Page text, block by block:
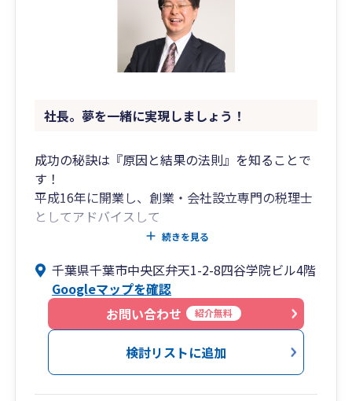
社長。夢を一緒に実現しましょう！
成功の秘訣は『原因と結果の法則』を知ることで
す！
平成16年に開業し、創業・会社設立専門の税理士
としてアドバイスして
きました。一般的に会社の生存率は10年で6％と
私の顧問先にも廃業に追い込まれた会社がありま
す。一方、毎年売上を
伸ばし、何十人、何百人もの従業員を抱えるよう
になった会社もあります。
両社の違いは何なのでしょうか？
この問いの答えは『原因と結果の法則』を知るこ
続きを見る
千葉県千葉市中央区弁天1-2-8四谷学院ビル4階
Googleマップを確認
お問い合わせ
紹介無料
検討リストに追加